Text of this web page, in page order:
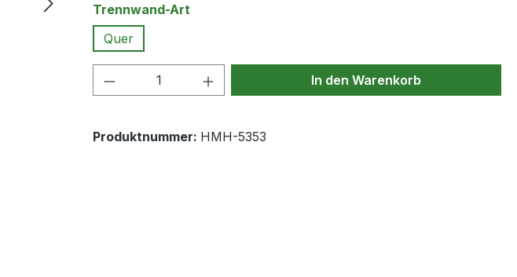
Trennwand-Art
Quer
Produkt Anzahl: Gib den gewünschten Wert
In den Warenkorb
Produktnummer: HMH-5353